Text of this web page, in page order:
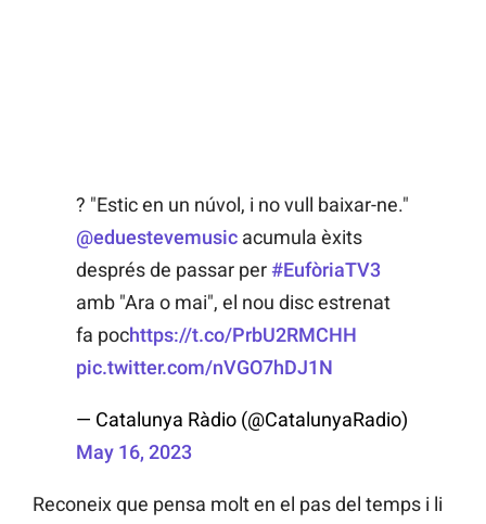
? "Estic en un núvol, i no vull baixar-ne."
@eduestevemusic acumula èxits
després de passar per#EufòriaTV3
amb "Ara o mai", el nou disc estrenat
fa pochttps://t.co/PrbU2RMCHH
pic.twitter.com/nVGO7hDJ1N
— Catalunya Ràdio (@CatalunyaRadio)
May 16, 2023
Reconeix que pensa molt en el pas del temps i li